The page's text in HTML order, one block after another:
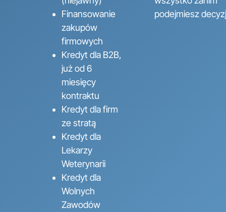
Finansowanie
zakupów
firmowych
Kredyt dla B2B,
już od 6
miesięcy
kontraktu
Kredyt dla firm
ze stratą
Kredyt dla
Lekarzy
Weterynarii
Kredyt dla
Wolnych
Zawodów
podejmiesz